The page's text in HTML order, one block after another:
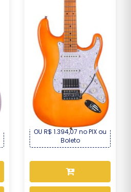
Guitarra Seizi Fun
Vintage Budokan – S...
R$ 1.499,00
OU R$ 1.394,07 no PIX ou
Boleto